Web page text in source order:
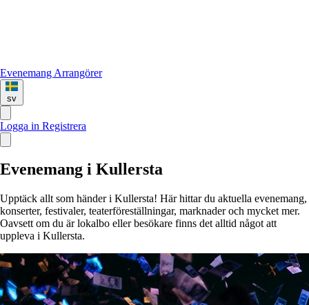
Evenemang Arrangörer
sv
Logga in Registrera
Evenemang i Kullersta
Upptäck allt som händer i Kullersta! Här hittar du aktuella evenemang,
konserter, festivaler, teaterföreställningar, marknader och mycket mer.
Oavsett om du är lokalbo eller besökare finns det alltid något att
uppleva i Kullersta.